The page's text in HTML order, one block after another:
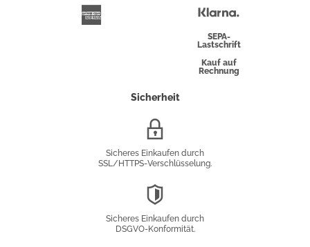
Überweisung
SEPA-
Lastschrift
Kauf auf
Rechnung
Sicherheit
Sicheres Einkaufen durch
SSL/HTTPS-Verschlüsselung.
Sicheres Einkaufen durch
DSGVO-Konformität.